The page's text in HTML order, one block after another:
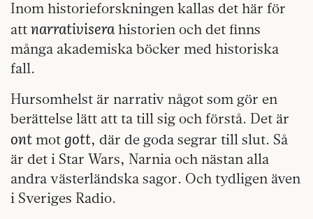
Inom historieforskningen kallas det här för
att narrativisera historien och det finns
många akademiska böcker med historiska
fall.
Hursomhelst är narrativ något som gör en
berättelse lätt att ta till sig och förstå. Det är
ont mot gott, där de goda segrar till slut. Så
är det i Star Wars, Narnia och nästan alla
andra västerländska sagor. Och tydligen även
i Sveriges Radio.